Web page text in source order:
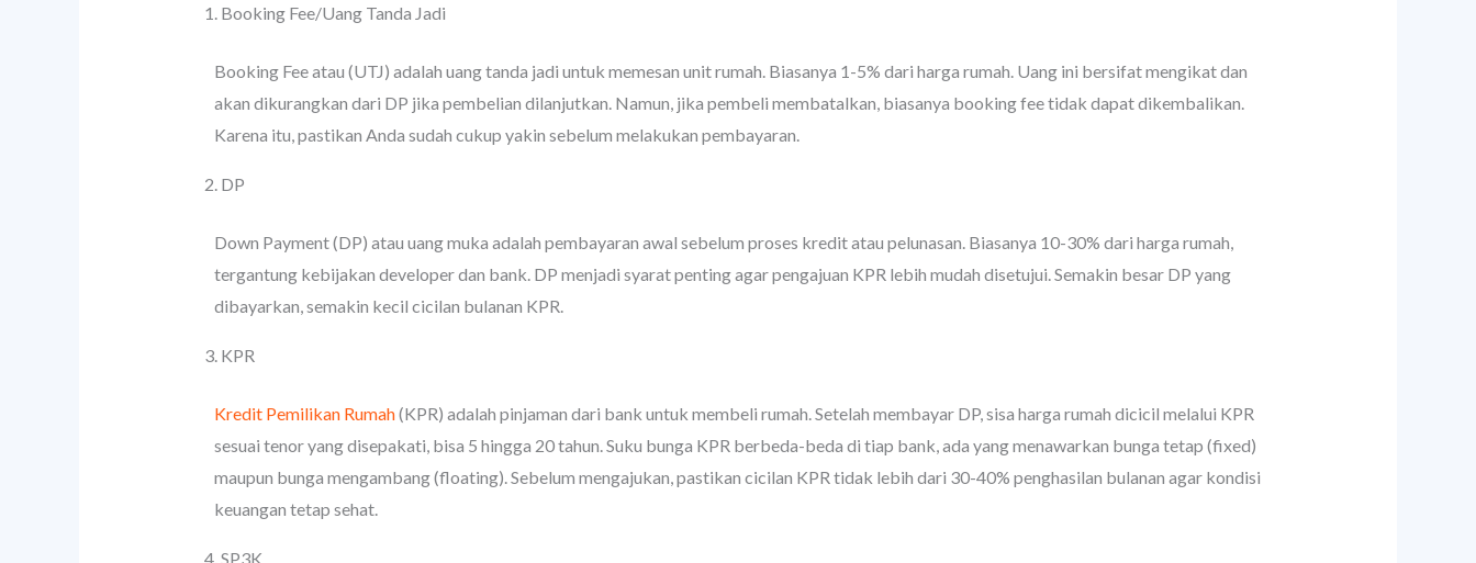
1. Booking Fee/Uang Tanda Jadi
Booking Fee atau (UTJ) adalah uang tanda jadi untuk memesan unit rumah. Biasanya 1-5% dari harga rumah. Uang ini bersifat mengikat dan
akan dikurangkan dari DP jika pembelian dilanjutkan. Namun, jika pembeli membatalkan, biasanya booking fee tidak dapat dikembalikan.
Karena itu, pastikan Anda sudah cukup yakin sebelum melakukan pembayaran.
2. DP
Down Payment (DP) atau uang muka adalah pembayaran awal sebelum proses kredit atau pelunasan. Biasanya 10-30% dari harga rumah,
tergantung kebijakan developer dan bank. DP menjadi syarat penting agar pengajuan KPR lebih mudah disetujui. Semakin besar DP yang
dibayarkan, semakin kecil cicilan bulanan KPR.
3. KPR
Kredit Pemilikan Rumah(KPR) adalah pinjaman dari bank untuk membeli rumah. Setelah membayar DP, sisa harga rumah dicicil melalui KPR
sesuai tenor yang disepakati, bisa 5 hingga 20 tahun. Suku bunga KPR berbeda-beda di tiap bank, ada yang menawarkan bunga tetap (fixed)
maupun bunga mengambang (floating). Sebelum mengajukan, pastikan cicilan KPR tidak lebih dari 30-40% penghasilan bulanan agar kondisi
keuangan tetap sehat.
4. SP3K